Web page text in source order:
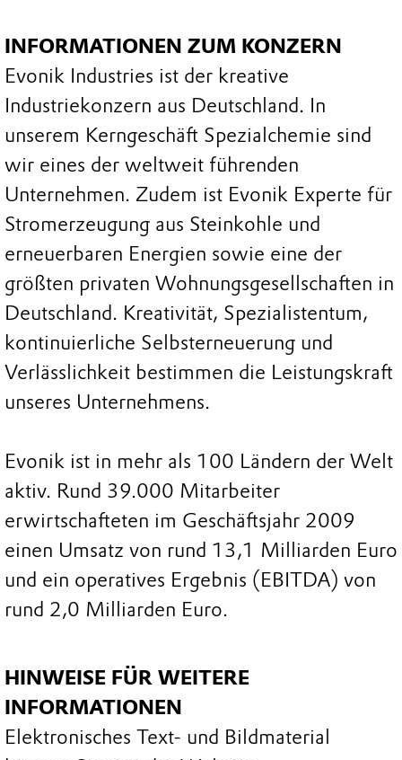
INFORMATIONEN ZUM KONZERN
Evonik Industries ist der kreative
Industriekonzern aus Deutschland. In
unserem Kerngeschäft Spezialchemie sind
wir eines der weltweit führenden
Unternehmen. Zudem ist Evonik Experte für
Stromerzeugung aus Steinkohle und
erneuerbaren Energien sowie eine der
größten privaten Wohnungsgesellschaften in
Deutschland. Kreativität, Spezialistentum,
kontinuierliche Selbsterneuerung und
Verlässlichkeit bestimmen die Leistungskraft
unseres Unternehmens.
Evonik ist in mehr als 100 Ländern der Welt
aktiv. Rund 39.000 Mitarbeiter
erwirtschafteten im Geschäftsjahr 2009
einen Umsatz von rund 13,1 Milliarden Euro
und ein operatives Ergebnis (EBITDA) von
rund 2,0 Milliarden Euro.
HINWEISE FÜR WEITERE
INFORMATIONEN
Elektronisches Text- und Bildmaterial